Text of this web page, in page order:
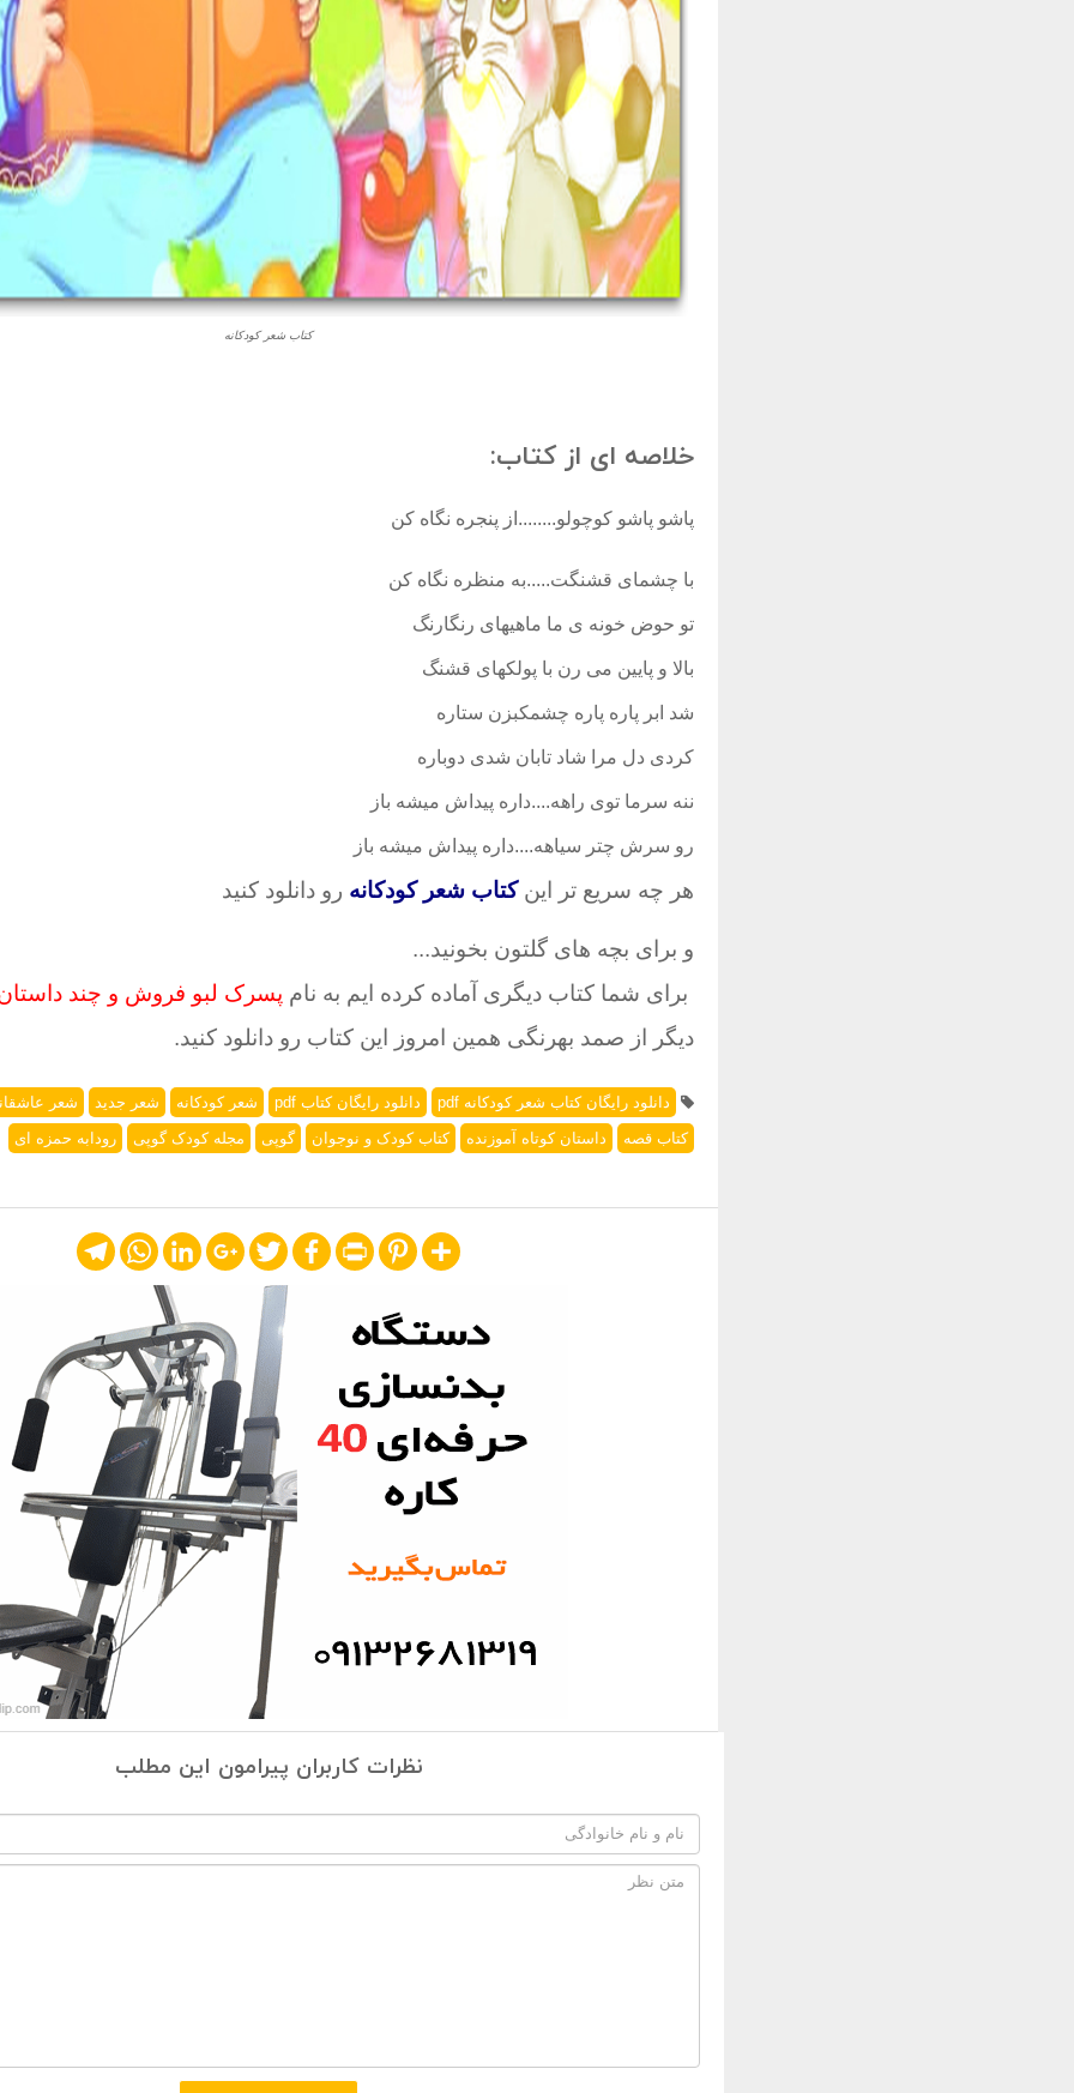
کتاب شعر کودکانه
خلاصه ای از کتاب:
پاشو پاشو کوچولو........از پنجره نگاه کن
با چشمای قشنگت.....به منظره نگاه کن
تو حوض خونه ی ما ماهیهای رنگارنگ
بالا و پایین می رن با پولکهای قشنگ
شد ابر پاره پاره چشمکبزن ستاره
کردی دل مرا شاد تابان شدی دوباره
ننه سرما توی راهه....داره پیداش میشه باز
رو سرش چتر سیاهه....داره پیداش میشه باز
هر چه سریع تر اینکتاب شعر کودکانه رو دانلود کنید
و برای بچه های گلتون بخونید...
برای شما کتاب دیگری آماده کرده ایم به نام پسرک لبو فروش و چند
دیگر از صمد بهرنگی همین امروز این کتاب رو دانلود کنید.
دانلود رایگان کتاب شعر کودکانه pdf دانلود رایگان کتاب pdf شعر کودکانه شعر جدید
شعر
کتاب قصه
داستان کوتاه آموزنده کتاب کودک و نوجوان گوپی مجله کودک گوپی رودابه حمزه ای
Share
Pinterest
Print
Facebook
Twitter
Google+
LinkedIn
WhatsApp
Telegram
نظرات کاربران پیرامون این مطلب